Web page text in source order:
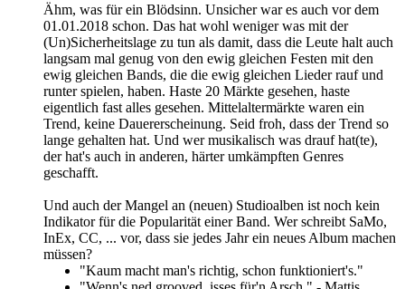
Ähm, was für ein Blödsinn. Unsicher war es auch vor dem
01.01.2018 schon. Das hat wohl weniger was mit der
(Un)Sicherheitslage zu tun als damit, dass die Leute halt auch
langsam mal genug von den ewig gleichen Festen mit den
ewig gleichen Bands, die die ewig gleichen Lieder rauf und
runter spielen, haben. Haste 20 Märkte gesehen, haste
eigentlich fast alles gesehen. Mittelaltermärkte waren ein
Trend, keine Dauererscheinung. Seid froh, dass der Trend so
lange gehalten hat. Und wer musikalisch was drauf hat(te),
der hat's auch in anderen, härter umkämpften Genres
geschafft.
Und auch der Mangel an (neuen) Studioalben ist noch kein
Indikator für die Popularität einer Band. Wer schreibt SaMo,
InEx, CC, ... vor, dass sie jedes Jahr ein neues Album machen
müssen?
"Kaum macht man's richtig, schon funktioniert's."